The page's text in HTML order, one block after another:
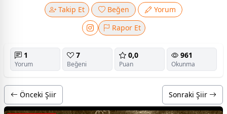
Takip Et Beğen
Yorum
Rapor Et
1
Yorum
7
Beğeni
0,0
Puan
961
Okunma
Önceki Şiir Sonraki Şiir